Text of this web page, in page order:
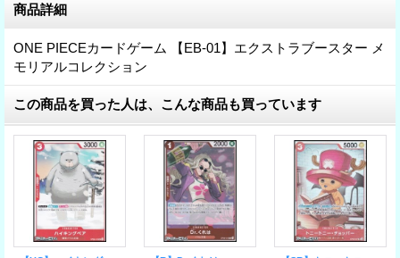
商品詳細
ONE PIECEカードゲーム 【EB-01】エクストラブースター メ
モリアルコレクション
この商品を買った人は、こんな商品も買っています